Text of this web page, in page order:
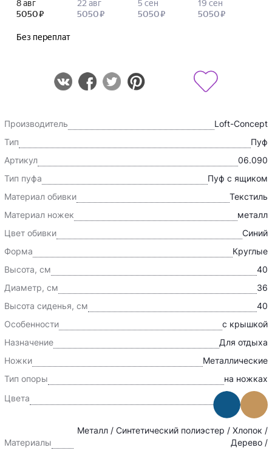
Производитель
Loft-Concept
Тип
Пуф
Артикул
06.090
Тип пуфа
Пуф с ящиком
Материал обивки
Текстиль
Материал ножек
металл
Цвет обивки
Синий
Форма
Круглые
Высота, см
40
Диаметр, см
36
Высота сиденья, см
40
Особенности
с крышкой
Назначение
Для отдыха
Ножки
Металлические
Тип опоры
на ножках
Цвета
Материалы
Металл / Синтетический полиэстер / Хлопок /
Дерево /